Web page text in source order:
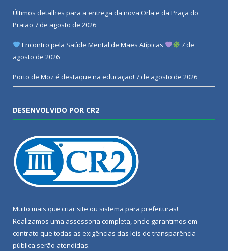
Últimos detalhes para a entrega da nova Orla e da Praça do
Praião 7 de agosto de 2026
Encontro pela Saúde Mental de Mães Atípicas
7 de
agosto de 2026
Porto de Moz é destaque na educação! 7 de agosto de 2026
DESENVOLVIDO POR CR2
Muito mais que criar site ou sistema para prefeituras!
Realizamos uma assessoria completa, onde garantimos em
contrato que todas as exigências das leis de transparência
pública serão atendidas.